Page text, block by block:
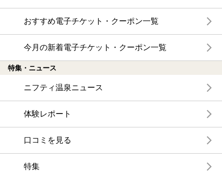
おすすめ電子チケット・クーポン一覧
今月の新着電子チケット・クーポン一覧
特集・ニュース
ニフティ温泉ニュース
体験レポート
口コミを見る
特集